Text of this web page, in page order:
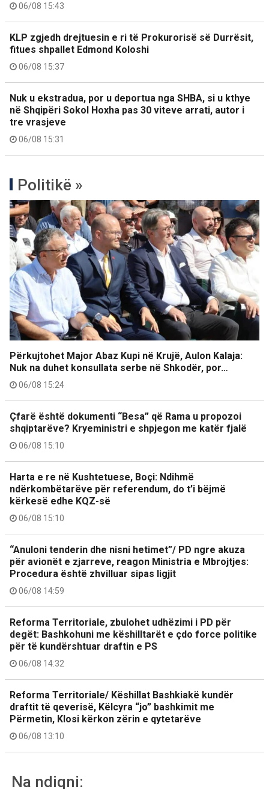
06/08 15:43
KLP zgjedh drejtuesin e ri të Prokurorisë së Durrësit,
fitues shpallet Edmond Koloshi
06/08 15:37
Nuk u ekstradua, por u deportua nga SHBA, si u kthye
në Shqipëri Sokol Hoxha pas 30 viteve arrati, autor i
tre vrasjeve
06/08 15:31
Politikë »
Përkujtohet Major Abaz Kupi në Krujë, Aulon Kalaja:
Nuk na duhet konsullata serbe në Shkodër, por…
06/08 15:24
Çfarë është dokumenti “Besa” që Rama u propozoi
shqiptarëve? Kryeministri e shpjegon me katër fjalë
06/08 15:10
Harta e re në Kushtetuese, Boçi: Ndihmë
ndërkombëtarëve për referendum, do t’i bëjmë
kërkesë edhe KQZ-së
06/08 15:10
“Anuloni tenderin dhe nisni hetimet”/ PD ngre akuza
për avionët e zjarreve, reagon Ministria e Mbrojtjes:
Procedura është zhvilluar sipas ligjit
06/08 14:59
Reforma Territoriale, zbulohet udhëzimi i PD për
degët: Bashkohuni me këshilltarët e çdo force politike
për të kundërshtuar draftin e PS
06/08 14:32
Reforma Territoriale/ Këshillat Bashkiakë kundër
draftit të qeverisë, Këlcyra “jo” bashkimit me
Përmetin, Klosi kërkon zërin e qytetarëve
06/08 13:10
Na ndiqni: